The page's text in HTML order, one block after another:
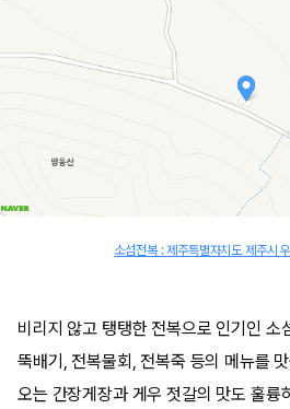
소섬전복 : 제주특별자치도 제주시
비리지 않고 탱탱한 전복으로 인기인 소
뚝배기, 전복물회, 전복죽 등의 메뉴를
오는 간장게장과 게우 젓갈의 맛도 훌륭